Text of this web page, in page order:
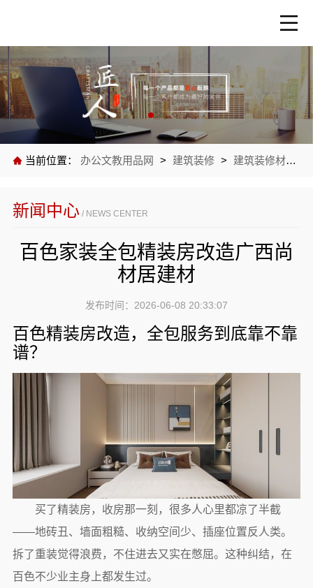
当前位置： 办公文教用品网 > 建筑装修 > 建筑装修材料
新闻中心 / NEWS CENTER
百色家装全包精装房改造广西尚
材居建材
发布时间：2026-06-08 20:33:07
百色精装房改造，全包服务到底靠不靠
谱？
买了精装房，收房那一刻，很多人心里都凉了半截
——地砖丑、墙面粗糙、收纳空间少、插座位置反人类。
拆了重装觉得浪费，不住进去又实在憋屈。这种纠结，在
百色不少业主身上都发生过。